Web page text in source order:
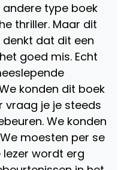
andere type boek
thriller. Maar dit
denkt dat dit een
goed mis. Echt
konden dit boek
vraag je je steeds
We konden
moesten per se
lezer wordt erg